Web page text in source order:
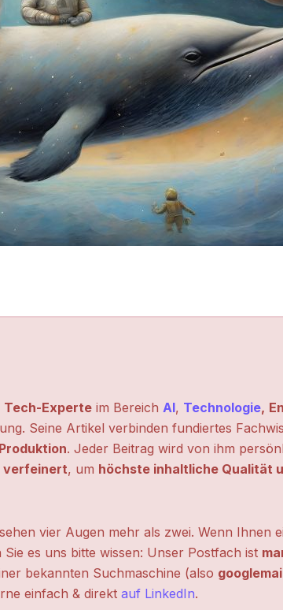
Tech-Experte im Bereich AI, Technologie,
Seine Artikel verbinden fundiertes
. Jeder Beitrag wird von ihm
verfeinert, um höchste inhaltliche Qualität
vier Augen mehr als zwei. Wenn Ihnen
es uns bitte wissen: Unser Postfach ist
bekannten Suchmaschine (also
einfach & direkt auf LinkedIn.